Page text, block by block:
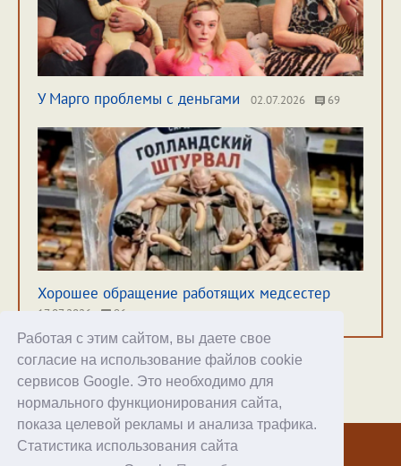
Работая с этим сайтом, вы даете свое
согласие на использование файлов cookie
сервисов Google. Это необходимо для
нормального функционирования сайта,
показа целевой рекламы и анализа трафика.
Статистика использования сайта
У Марго проблемы с деньгами 02.07.2026 69
Хорошее обращение работящих медсестер
17.07.2026 96
Хостинг
© 1998–2026 Alex Exler